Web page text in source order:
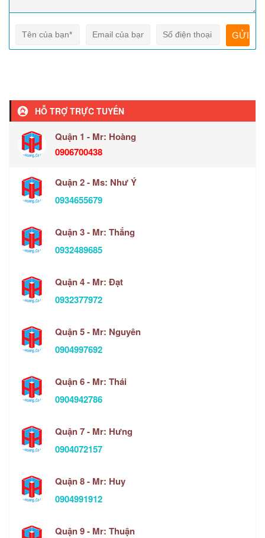
HỖ TRỢ TRỰC TUYẾN
Quận 1 - Mr: Hoàng
0906700438
Quận 2 - Ms: Như Ý
0934655679
Quận 3 - Mr: Thắng
0932489685
Quận 4 - Mr: Đạt
0932377972
Quận 5 - Mr: Nguyên
0904997692
Quận 6 - Mr: Thái
0904942786
Quận 7 - Mr: Hưng
0904072157
Quận 8 - Mr: Huy
0904991912
Quận 9 - Mr: Thuận